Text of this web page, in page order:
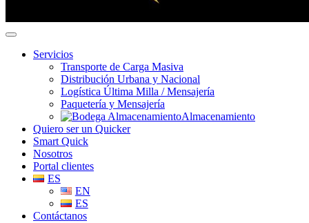
Servicios
Transporte de Carga Masiva
Distribución Urbana y Nacional
Logística Última Milla / Mensajería
Paquetería y Mensajería
Almacenamiento
Quiero ser un Quicker
Smart Quick
Nosotros
Portal clientes
ES
EN
ES
Contáctanos